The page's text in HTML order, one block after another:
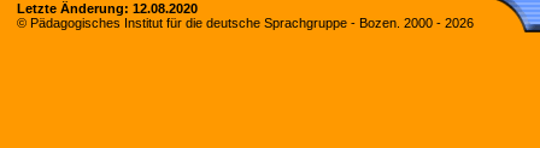
Letzte Änderung: 12.08.2020
© Pädagogisches Institut für die deutsche Sprachgruppe - Bozen. 2000 - 2026